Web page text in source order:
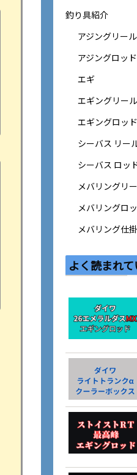
釣り具紹介
アジングリール
アジングロッド
エギ
エギングリール
エギングロッド
シーバス リー
シーバス ロッ
メバリングリ
メバリングロ
メバリング仕
よく読まれ